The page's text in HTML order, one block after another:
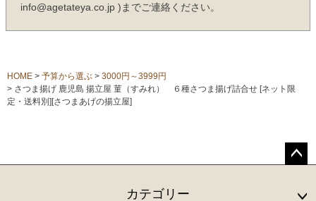
info@agetateya.co.jp )までご連絡ください。
HOME 予算から選ぶ
3000円～3999円
さつま揚げ 鹿児島 揚立屋 菫（すみれ） ６種さつま揚げ詰合せ [ネット限
定・送料別][さつまあげの揚立屋]
カテゴリー